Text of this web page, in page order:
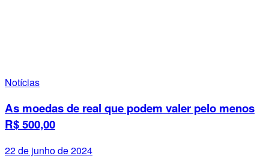
Notícias
As moedas de real que podem valer pelo menos
R$ 500,00
22 de junho de 2024